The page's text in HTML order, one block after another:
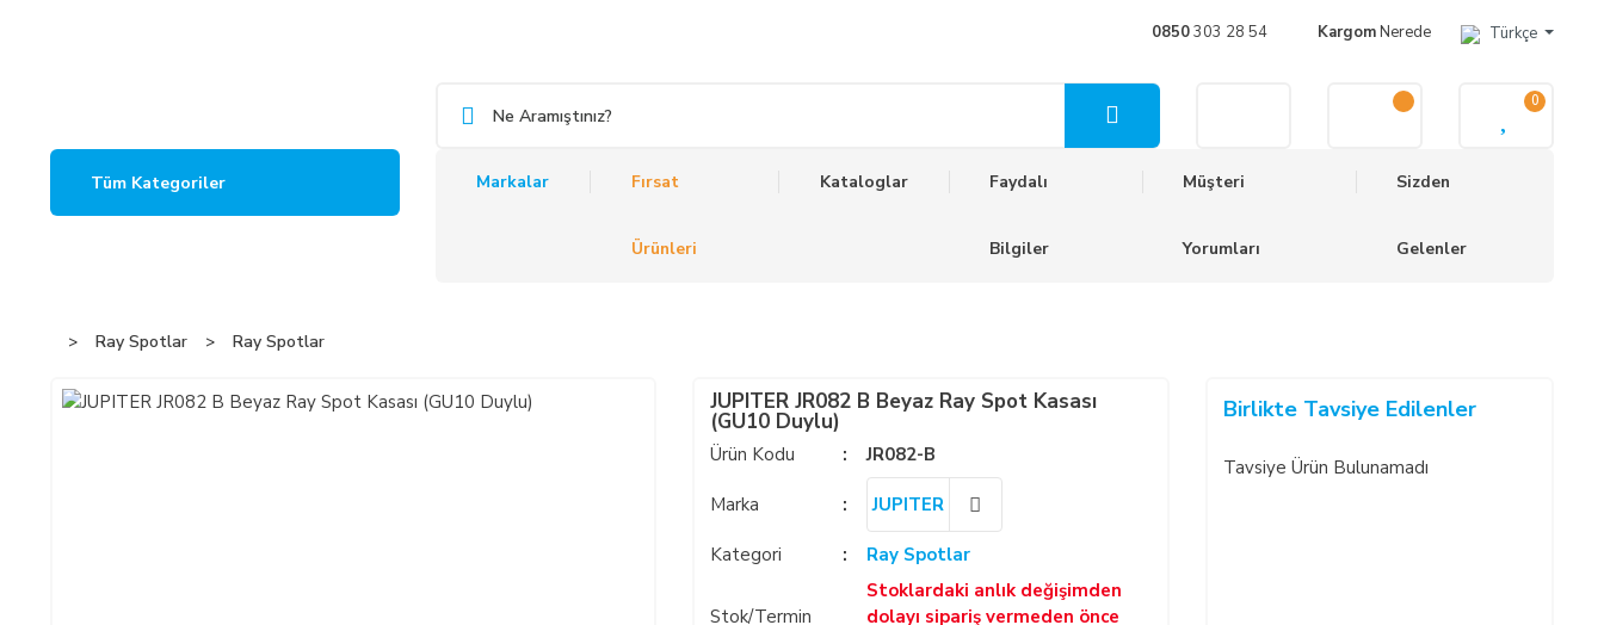
0850303 28 54 KargomNerede Türkçe
0
Tüm Kategoriler Markalar Fırsat
Ürünleri
Kataloglar Faydalı
Bilgiler
Müşteri
Yorumları
Sizden
Gelenler
Ray Spotlar Ray Spotlar
JUPITER JR082 B Beyaz Ray Spot Kasası
(GU10 Duylu)
Ürün Kodu JR082-B
Marka JUPITER
Kategori Ray Spotlar
Stok/Termin
Stoklardaki anlık değişimden
dolayı sipariş vermeden önce
Birlikte Tavsiye Edilenler
Tavsiye Ürün Bulunamadı